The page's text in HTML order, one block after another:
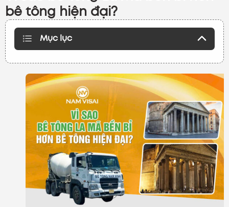
bê tông hiện đại?
Mục lục